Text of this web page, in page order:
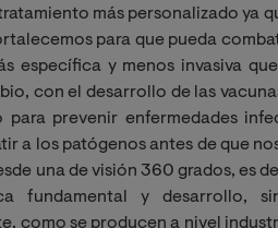
más personalizado ya
para que pueda
específica y menos invasiva
con el desarrollo de las
prevenir enfermedades
a los patógenos antes de que
una de visión 360 grados, es
fundamental y desarrollo,
como se producen a nivel